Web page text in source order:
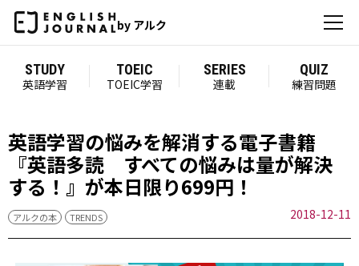
by アルク
STUDY
英語学習
TOEIC
TOEIC学習
SERIES
連載
QUIZ
練習問題
英語学習の悩みを解消する電子書籍
『英語多読 すべての悩みは量が解決
する！』が本日限り699円！
アルクの本 TRENDS 2018-12-11